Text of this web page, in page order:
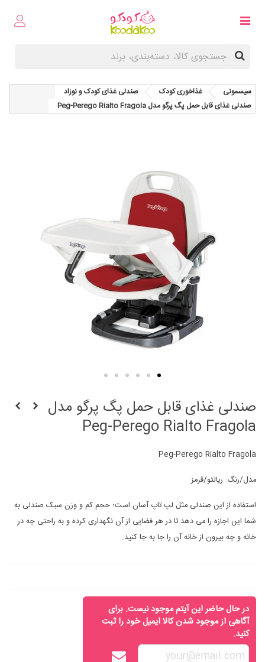
سیسمونی غذاخوری کودک
صندلی غذای کودک و نوزاد
صندلی غذای قابل حمل پگ پرگو مدل Peg-Perego Rialto Fragola
صندلی غذای قابل حمل پگ پرگو مدل
Peg-Perego Rialto Fragola
Peg-Perego Rialto Fragola
مدل/رنگ: ریالتو/قرمز
استفاده از این صندلی مثل لپ تاپ آسان است؛ حجم کم و وزن سبک صندلی به
شما این اجازه را می دهد تا در هر فضایی از آن نگهداری کرده و به راحتی چه در
خانه و چه بیرون از خانه آن را جا به جا کنید.
در حال حاضر این آیتم موجود نیست. برای
آگاهی از موجود شدن کالا ایمیل خود را ثبت
کنید.